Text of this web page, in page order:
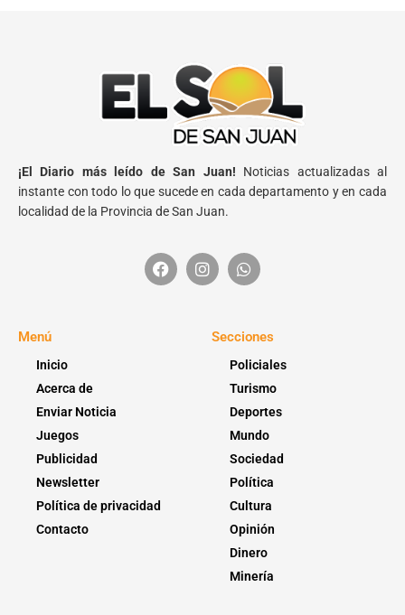
¡El Diario más leído de San Juan! Noticias actualizadas al
instante con todo lo que sucede en cada departamento y en cada
localidad de la Provincia de San Juan.
Menú
Inicio
Acerca de
Enviar Noticia
Juegos
Publicidad
Newsletter
Política de privacidad
Contacto
Secciones
Policiales
Turismo
Deportes
Mundo
Sociedad
Política
Cultura
Opinión
Dinero
Minería